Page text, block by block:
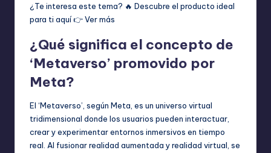
¿Te interesa este tema? 🔥 Descubre el producto ideal
para ti aquí 👉Ver más
¿Qué significa el concepto de
‘Metaverso’ promovido por
Meta?
El ‘Metaverso’, según Meta, es un universo virtual
tridimensional donde los usuarios pueden interactuar,
crear y experimentar entornos inmersivos en tiempo
real. Al fusionar realidad aumentada y realidad virtual, se